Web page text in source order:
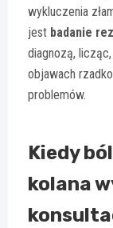
wykluczenia
jest badanie
diagnozą,
objawach
problemów.
Kiedy
kolana